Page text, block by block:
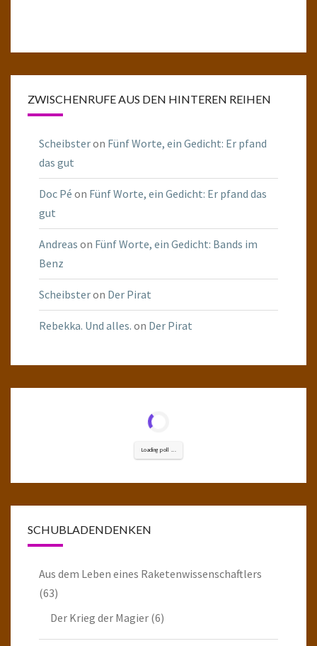
ZWISCHENRUFE AUS DEN HINTEREN REIHEN
Scheibsteron Fünf Worte, ein Gedicht: Er pfand
das gut
Doc Pé on Fünf Worte, ein Gedicht: Er pfand das
gut
Andreas on Fünf Worte, ein Gedicht: Bands im
Benz
Scheibsteron Der Pirat
Rebekka. Und alles. on Der Pirat
Loading poll ...
SCHUBLADENDENKEN
Aus dem Leben eines Raketenwissenschaftlers
(63)
Der Krieg der Magier (6)